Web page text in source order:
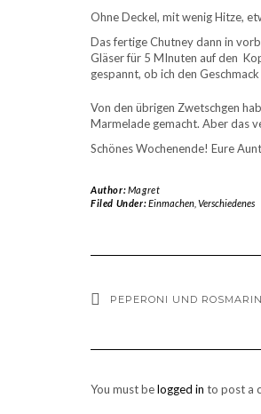
Ohne Deckel, mit wenig Hitze,
Das fertige Chutney dann in
Gläser für 5 MInuten auf den
gespannt, ob ich den
Von den übrigen Zwetschgen
Marmelade gemacht. Aber das
Schönes Wochenende! Eure
Author:Magret
Filed Under:Einmachen, Verschiedenes
PEPERONI UND
You must belogged in to post a